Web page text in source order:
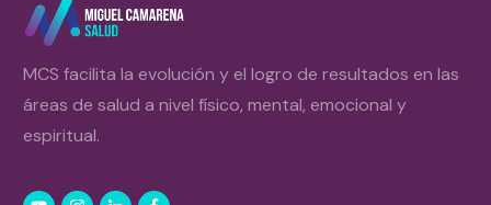
MCS facilita la evolución y el logro de resultados en las
áreas de salud a nivel físico, mental, emocional y
espiritual.